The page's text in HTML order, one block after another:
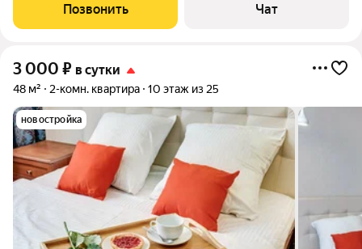
человек. С верхних этажей общего балкона открывается
прекрасный обзор исторического
Позвонить Чат
3 000 ₽ в сутки
48 м² 2-комн. квартира 10 этаж из 25
новостройка